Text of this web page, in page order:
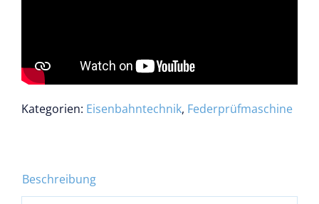
Kategorien: Eisenbahntechnik, Federprüfmaschine
Beschreibung